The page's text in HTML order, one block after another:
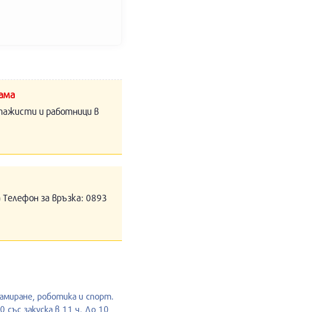
и работници в
за връзка: 0893
роботика и спорт.
закуска в 11 ч. До 10